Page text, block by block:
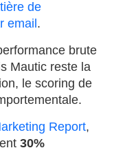
de
email .
brute
Mautic reste la
le scoring de
Report,
30%